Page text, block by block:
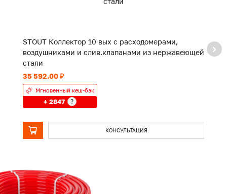
STOUT Коллектор 10 вых с расходомерами,
воздушниками и слив.клапанами из нержавеющей
стали
35 592.00 ₽
Мгновенный кеш-бэк
+ 2847 ?
КОНСУЛЬТАЦИЯ